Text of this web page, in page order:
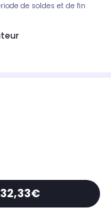
de soldes et de fin